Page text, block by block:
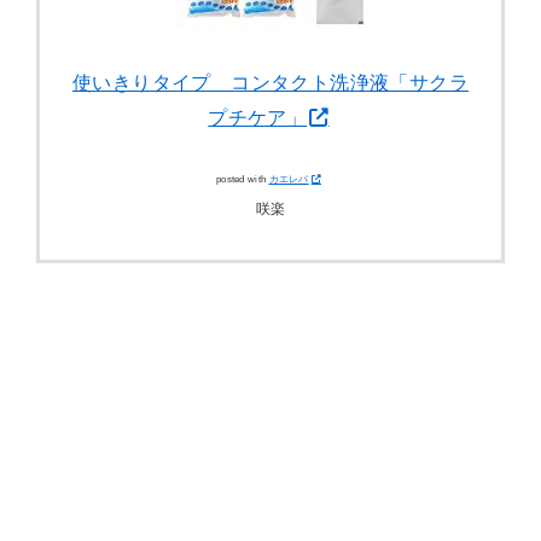
使いきりタイプ コンタクト洗浄液「サクラ
プチケア」
posted with カエレバ
咲楽